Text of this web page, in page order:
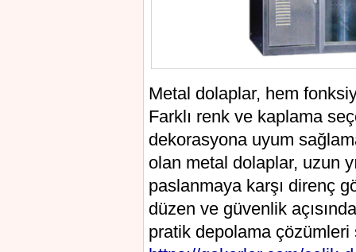
Metal dolaplar, hem
Farklı renk ve kaplama
dekorasyona uyum
olan metal dolaplar, uzun
paslanmaya karşı direnç
düzen ve güvenlik
pratik depolama çözümleri